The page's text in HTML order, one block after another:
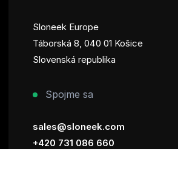
Sloneek Europe
Táborská 8, 040 01 Košice
Slovenská republika
Spojme sa
sales@sloneek.com
+420 731 086 660